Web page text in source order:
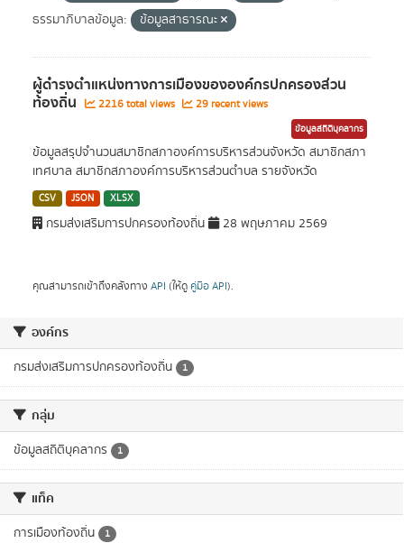
องค์กร
กรมส่งเสริมการปกครองท้องถิ่น 1
กลุ่ม
ข้อมูลสถิติบุคลากร 1
แท็ค
การเมืองท้องถิ่น 1
ธรรมาภิบาลข้อมูล:
ข้อมูลสาธารณะ
ผู้ดำรงตำแหน่งทางการเมืองขององค์กรปกครองส่วน
ท้องถิ่น 2216 total views 29 recent views
ข้อมูลสถิติบุคลากร
ข้อมูลสรุปจำนวนสมาชิกสภาองค์การบริหารส่วนจังหวัด สมาชิกสภา
เทศบาล สมาชิกสภาองค์การบริหารส่วนตำบล รายจังหวัด
CSV JSON XLSX
กรมส่งเสริมการปกครองท้องถิ่น 28 พฤษภาคม 2569
คุณสามารถเข้าถึงคลังทาง API (ให้ดู คู่มือ API).